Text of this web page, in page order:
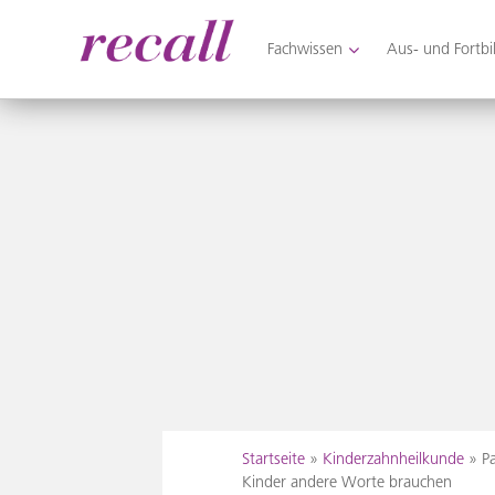
Recall Magazin
Das Praxisteam-Magazin
Fachwissen Aus- und
Startseite » Kinderzahnheilkunde »
Kinder andere Worte brauchen